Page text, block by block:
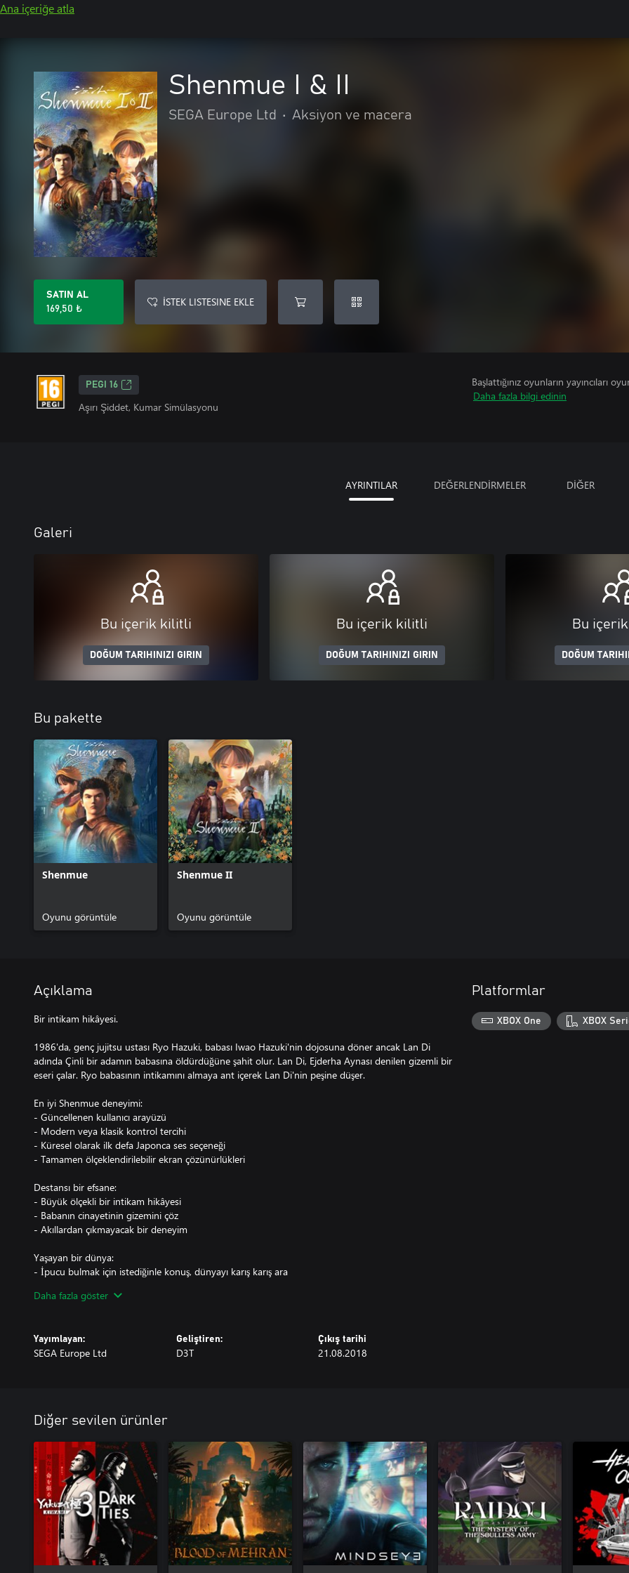
Ana içeriğe atla
Shenmue I & II
SEGA Europe Ltd • Aksiyon ve macera
SATIN AL
169,50 ₺
İSTEK LISTESINE EKLE
PEGI 16
Aşırı Şiddet, Kumar Simülasyonu
Başlattığınız oyunların yayıncıları
Daha fazla bilgi edinin
AYRINTILAR DEĞERLENDİRMELER DİĞER
Galeri
Bu içerik kilitli
DOĞUM TARIHINIZI GIRIN
Bu içerik kilitli
DOĞUM TARIHINIZI GIRIN
Bu
DOĞUM
Bu pakette
Shenmue
Oyunu görüntüle
Shenmue II
Oyunu görüntüle
Açıklama
Bir intikam hikâyesi.
1986'da, genç jujitsu ustası Ryo Hazuki, babası Iwao Hazuki'nin dojosuna döner ancak Lan Di
adında Çinli bir adamın babasına öldürdüğüne şahit olur. Lan Di, Ejderha Aynası denilen gizemli bir
eseri çalar. Ryo babasının intikamını almaya ant içerek Lan Di'nin peşine düşer.
En iyi Shenmue deneyimi:
- Güncellenen kullanıcı arayüzü
- Modern veya klasik kontrol tercihi
- Küresel olarak ilk defa Japonca ses seçeneği
- Tamamen ölçeklendirilebilir ekran çözünürlükleri
Destansı bir efsane:
- Büyük ölçekli bir intikam hikâyesi
- Babanın cinayetinin gizemini çöz
- Akıllardan çıkmayacak bir deneyim
Yaşayan bir dünya:
- İpucu bulmak için istediğinle konuş, dünyayı karış karış ara
- 1980'lerin Japonya'sına ve Hong Kong'una sadık yeniden oluşturma
Daha fazla göster
Yayımlayan:
SEGA Europe Ltd
Geliştiren:
D3T
Çıkış tarihi
21.08.2018
Platformlar
XBOX One XBOX
Diğer sevilen ürünler